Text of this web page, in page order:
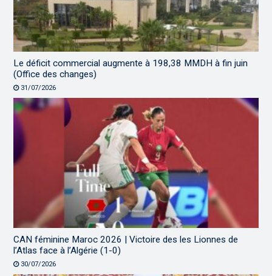
Le déficit commercial augmente à 198,38 MMDH à fin juin
(Office des changes)
31/07/2026
CAN féminine Maroc 2026 | Victoire des les Lionnes de
l’Atlas face à l’Algérie (1-0)
30/07/2026